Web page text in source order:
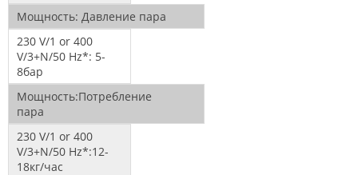
Мощность: Давление пара
230 V/1 or 400
V/3+N/50 Hz*: 5-
8бар
Мощность:Потребление
пара
230 V/1 or 400
V/3+N/50 Hz*:12-
18кг/час